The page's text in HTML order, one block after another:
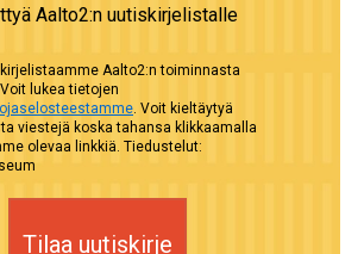
Aalto2:n uutiskirjelistalle
Aalto2:n toiminnasta
lukea tietojen
. Voit kieltäytyä
viestejä koska tahansa klikkaamalla
olevaa linkkiä. Tiedustelut:
Tilaa uutiskirje